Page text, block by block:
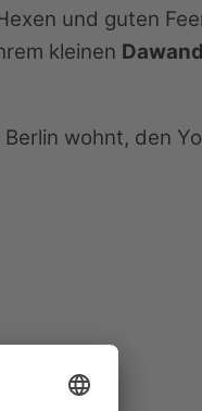
und guten
kleinen
wohnt, den